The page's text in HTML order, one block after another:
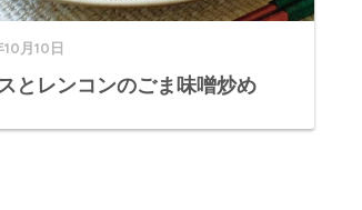
月10日
とレンコンのごま味噌炒め